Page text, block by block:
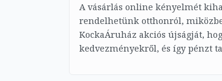
A vásárlás online kényelmét
rendelhetünk otthonról,
KockaÁruház akciós újságját,
kedvezményekről, és így pénzt